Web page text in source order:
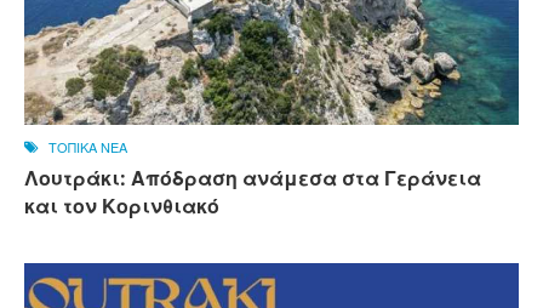
ΤΟΠΙΚΑ ΝΕΑ
Λουτράκι: Απόδραση ανάμεσα στα Γεράνεια
και τον Κορινθιακό